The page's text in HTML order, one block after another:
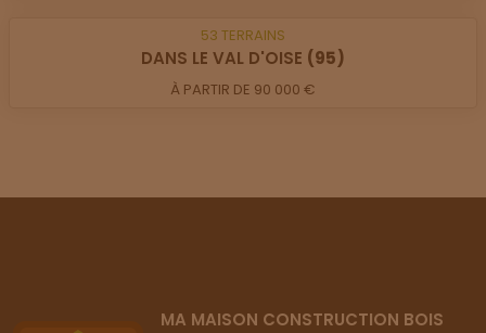
53 TERRAINS
DANS LE VAL D'OISE (95)
À PARTIR DE 90 000 €
MA MAISON CONSTRUCTION BOIS